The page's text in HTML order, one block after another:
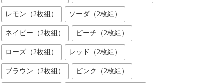
レモン（2枚組） ソーダ（2枚組）
ネイビー（2枚組） ピーチ（2枚組）
ローズ（2枚組） レッド（2枚組）
ブラウン（2枚組） ピンク（2枚組）